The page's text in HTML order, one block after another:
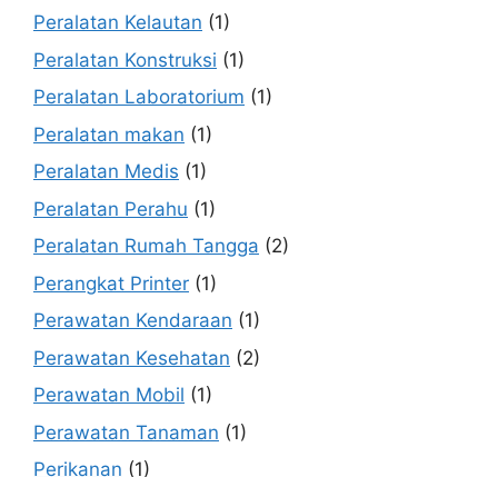
Peralatan Kelautan (1)
Peralatan Konstruksi (1)
Peralatan Laboratorium (1)
Peralatan makan (1)
Peralatan Medis (1)
Peralatan Perahu (1)
Peralatan Rumah Tangga (2)
Perangkat Printer (1)
Perawatan Kendaraan (1)
Perawatan Kesehatan (2)
Perawatan Mobil (1)
Perawatan Tanaman (1)
Perikanan (1)